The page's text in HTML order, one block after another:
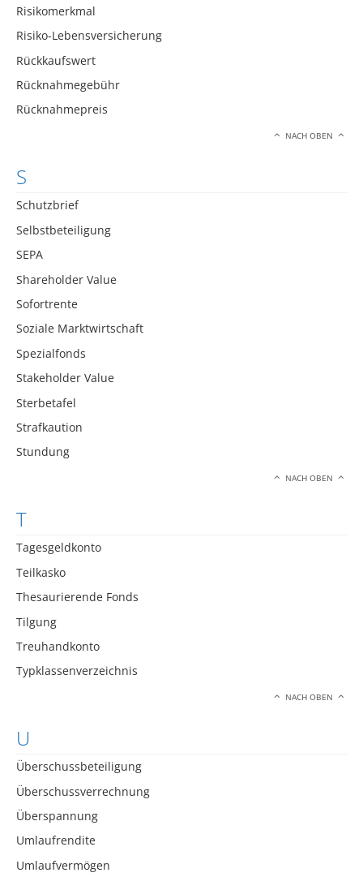
Risikomerkmal
Risiko-Lebensversicherung
Rückkaufswert
Rücknahmegebühr
Rücknahmepreis
NACH OBEN
S
Schutzbrief
Selbstbeteiligung
SEPA
Shareholder Value
Sofortrente
Soziale Marktwirtschaft
Spezialfonds
Stakeholder Value
Sterbetafel
Strafkaution
Stundung
NACH OBEN
T
Tagesgeldkonto
Teilkasko
Thesaurierende Fonds
Tilgung
Treuhandkonto
Typklassenverzeichnis
NACH OBEN
U
Überschussbeteiligung
Überschussverrechnung
Überspannung
Umlaufrendite
Umlaufvermögen